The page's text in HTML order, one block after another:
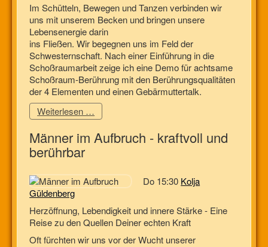
Im Schütteln, Bewegen und Tanzen verbinden wir
uns mit unserem Becken und bringen unsere
Lebensenergie darin
ins Fließen. Wir begegnen uns im Feld der
Schwesternschaft. Nach einer Einführung in die
Schoßraumarbeit zeige ich eine Demo für achtsame
Schoßraum-Berührung mit den Berührungsqualitäten
der 4 Elementen und einen Gebärmuttertalk.
Weiterlesen …
Männer im Aufbruch - kraftvoll und
berührbar
Do 15:30 Kolja
Güldenberg
Herzöffnung, Lebendigkeit und innere Stärke - Eine
Reise zu den Quellen Deiner echten Kraft
Oft fürchten wir uns vor der Wucht unserer